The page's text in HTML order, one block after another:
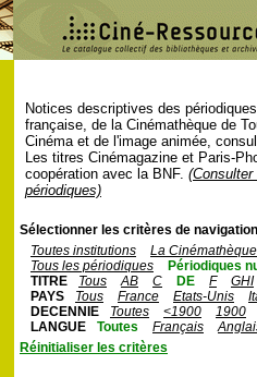
Notices descriptives des
française, de la Cinémathèque de
Cinéma et de l'image animée,
Les titres Cinémagazine et Paris-
coopération avec la BNF.
périodiques)
Sélectionner les critères de
Toutes institutions
La
Tous les périodiques
Périodiques
TITRE
Tous AB C DE F
GHI
PAYS
Tous France Etats-Unis
DECENNIE
Toutes <1900
1900
LANGUE
Toutes Français
Réinitialiser les critères